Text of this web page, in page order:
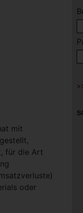
mit
für die Art
oder